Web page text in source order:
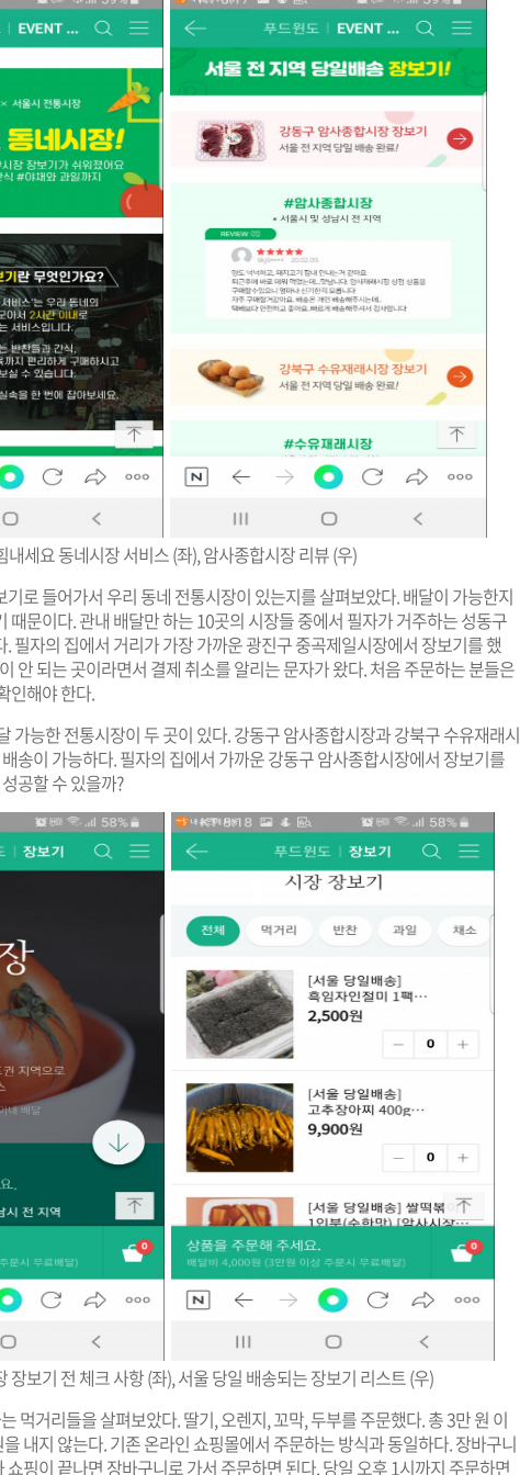
내세요 동네시장 서비스 (좌), 암사종합시장 리뷰 (우)
로 들어가서 우리 동네 전통시장이 있는지를 살펴보았다. 배달이 가능한지
때문이다. 관내 배달만 하는 10곳의 시장들 중에서 필자가 거주하는 성동구
필자의 집에서 거리가 가장 가까운 광진구 중곡제일시장에서 장보기를 했
안 되는 곳이라면서 결제 취소를 알리는 문자가 왔다. 처음 주문하는 분들은
인해야 한다.
가능한 전통시장이 두 곳이 있다. 강동구 암사종합시장과 강북구 수유재래시
송이 가능하다. 필자의 집에서 가까운 강동구 암사종합시장에서 장보기를
공할 수 있을까?
장보기 전 체크 사항 (좌), 서울 당일 배송되는 장보기 리스트 (우)
먹거리들을 살펴보았다. 딸기, 오렌지, 꼬막, 두부를 주문했다. 총 3만 원 이
내지 않는다. 기존 온라인 쇼핑몰에서 주문하는 방식과 동일하다. 장바구니
핑이 끝나면 장바구니로 가서 주문하면 된다. 당일 오후 1시까지 주문하면